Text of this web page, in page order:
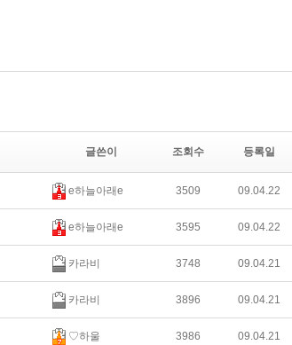
글쓴이 조회수 등록일
e하늘아래e 3509 09.04.22
e하늘아래e 3595 09.04.22
카라비 3748 09.04.21
카라비 3896 09.04.21
♡하울 3986 09.04.21